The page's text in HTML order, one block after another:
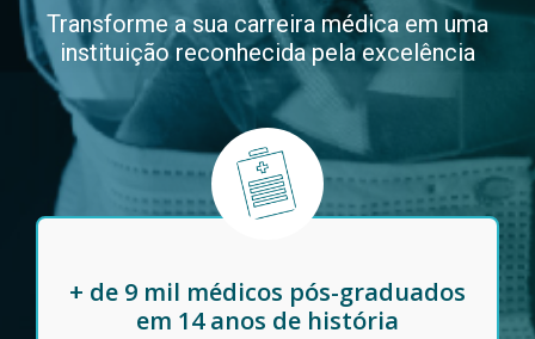
Transforme a sua carreira médica em uma
instituição reconhecida pela excelência
+ de 9 mil médicos pós-graduados
em 14 anos de história